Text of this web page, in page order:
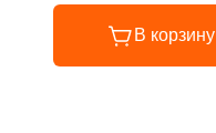
В корзину